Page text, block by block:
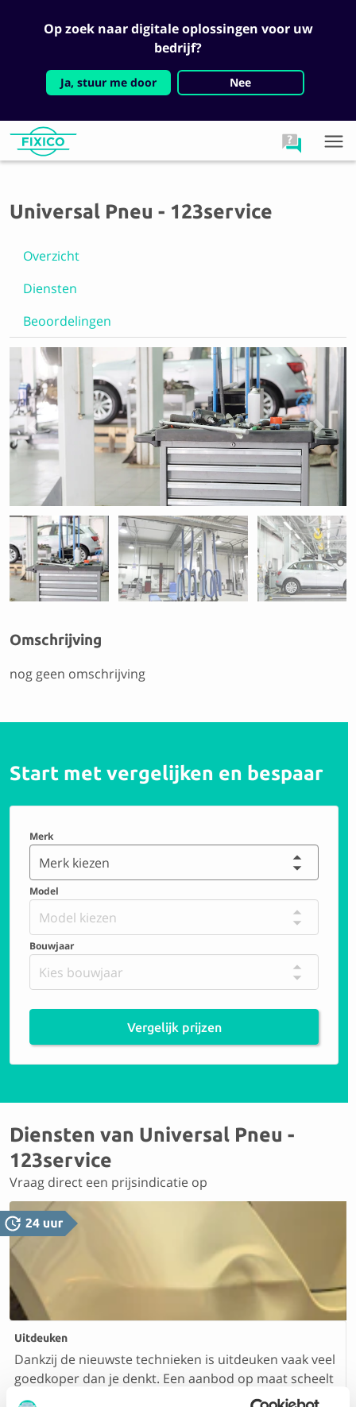
Op zoek naar digitale oplossingen voor uw
bedrijf?
Ja, stuur me door Nee
Universal Pneu - 123service
Overzicht
Diensten
Beoordelingen
Previous Next
Omschrijving
nog geen omschrijving
Start met vergelijken en bespaar
Merk
Merk kiezen
Model
Model kiezen
Bouwjaar
Kies bouwjaar
Vergelijk prijzen
Diensten van Universal Pneu -
123service
Vraag direct een prijsindicatie op
Uitdeuken
Dankzij de nieuwste technieken is uitdeuken vaak veel
goedkoper dan je denkt. Een aanbod op maat scheelt
je zo tientallen euro’s